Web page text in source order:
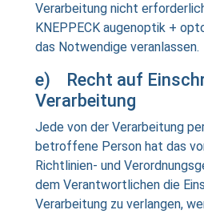
Verarbeitung nicht
KNEPPECK augenoptik +
das Notwendige veranlassen.
e) Recht auf
Verarbeitung
Jede von der Verarbeitung
betroffene Person hat das
Richtlinien- und
dem Verantwortlichen die
Verarbeitung zu verlangen,